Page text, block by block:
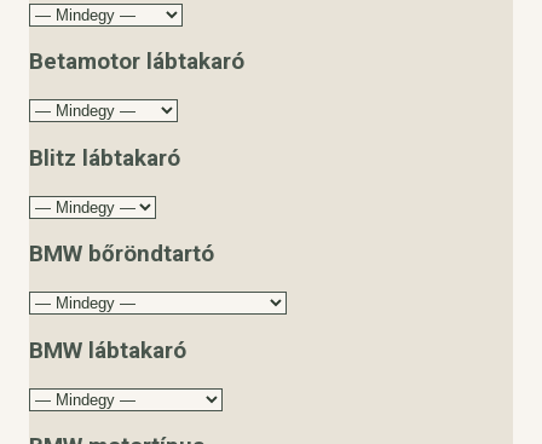
Betamotor lábtakaró
Blitz lábtakaró
BMW bőröndtartó
BMW lábtakaró